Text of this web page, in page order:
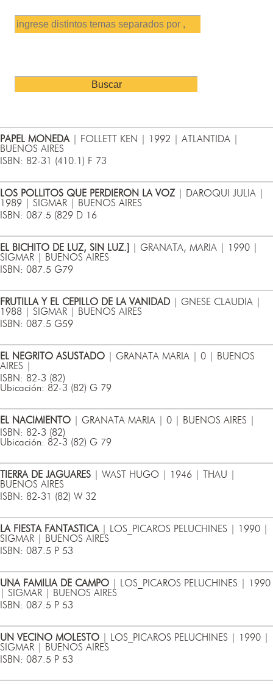
PAPEL MONEDA | FOLLETT KEN | 1992 | ATLANTIDA |
BUENOS AIRES
ISBN: 82-31 (410.1) F 73
LOS POLLITOS QUE PERDIERON LA VOZ | DAROQUI JULIA |
1989 | SIGMAR | BUENOS AIRES
ISBN: 087.5 (829 D 16
EL BICHITO DE LUZ, SIN LUZ.]
| GRANATA, MARIA | 1990 |
SIGMAR | BUENOS AIRES
ISBN: 087.5 G79
FRUTILLA Y EL CEPILLO DE LA VANIDAD | GNESE CLAUDIA |
1988 | SIGMAR | BUENOS AIRES
ISBN: 087.5 G59
EL NEGRITO ASUSTADO | GRANATA MARIA | 0 | BUENOS
AIRES |
ISBN: 82-3 (82)
Ubicación: 82-3 (82) G 79
EL NACIMIENTO | GRANATA MARIA | 0 | BUENOS AIRES |
ISBN: 82-3 (82)
Ubicación: 82-3 (82) G 79
TIERRA DE JAGUARES | WAST HUGO | 1946 | THAU |
BUENOS AIRES
ISBN: 82-31 (82) W 32
LA FIESTA FANTASTICA | LOS_PICAROS PELUCHINES | 1990 |
SIGMAR | BUENOS AIRES
ISBN: 087.5 P 53
UNA FAMILIA DE CAMPO | LOS_PICAROS PELUCHINES | 1990
| SIGMAR | BUENOS AIRES
ISBN: 087.5 P 53
UN VECINO MOLESTO | LOS_PICAROS PELUCHINES | 1990 |
SIGMAR | BUENOS AIRES
ISBN: 087.5 P 53